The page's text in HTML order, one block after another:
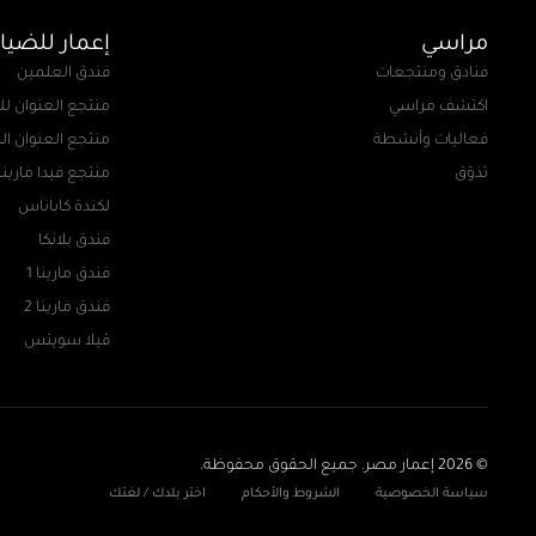
مراسي
فنادق ومنتجعات
اكتشف مراسي
فعاليات وأنشطة
تذوّق
إعمار
فندق العلمين
منتجع العنوان
منتجع العنوان
منتجع فيدا مارينا
لكندة كاباناس
فندق بلانكا
فندق مارينا 1
فندق مارينا 2
ڤيلا سويتس
© 2026 إعمار مصر. جميع الحقوق محفوظة.
سياسة الخصوصية الشروط والأحكام اختر بلدك / لغتك